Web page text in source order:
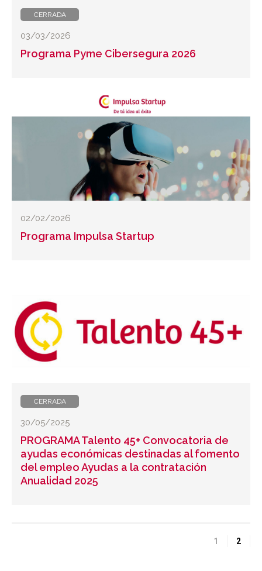
CERRADA
03/03/2026
Programa Pyme Cibersegura 2026
02/02/2026
Programa Impulsa Startup
CERRADA
30/05/2025
PROGRAMA Talento 45+ Convocatoria de
ayudas económicas destinadas al fomento
del empleo Ayudas a la contratación
Anualidad 2025
1 2